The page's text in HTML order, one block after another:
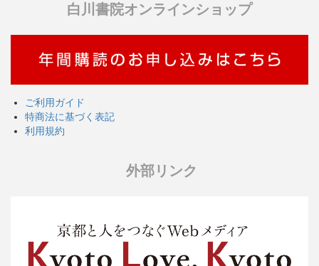
白川書院オンラインショップ
ご利用ガイド
特商法に基づく表記
利用規約
外部リンク